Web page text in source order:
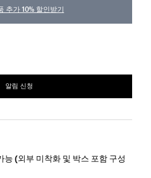
추가 10% 할인받기
알림 신청
능 (외부 미착화 및 박스 포함 구성